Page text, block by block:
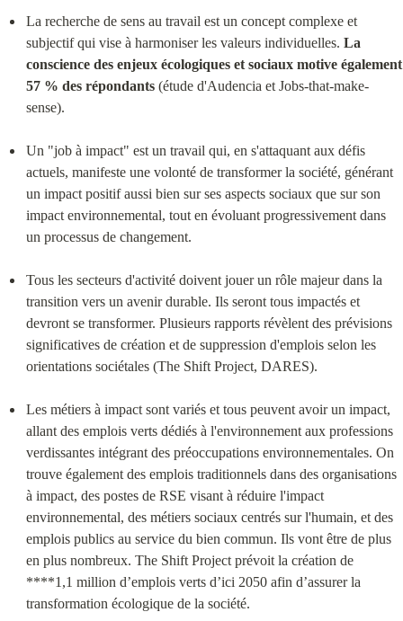
La recherche de sens au travail est un concept complexe et
subjectif qui vise à harmoniser les valeurs individuelles. La
conscience des enjeux écologiques et sociaux motive également
57 % des répondants (étude d'Audencia et Jobs-that-make-
sense).
Un "job à impact" est un travail qui, en s'attaquant aux défis
actuels, manifeste une volonté de transformer la société, générant
un impact positif aussi bien sur ses aspects sociaux que sur son
impact environnemental, tout en évoluant progressivement dans
un processus de changement.
Tous les secteurs d'activité doivent jouer un rôle majeur dans la
transition vers un avenir durable. Ils seront tous impactés et
devront se transformer. Plusieurs rapports révèlent des prévisions
significatives de création et de suppression d'emplois selon les
orientations sociétales (The Shift Project, DARES).
Les métiers à impact sont variés et tous peuvent avoir un impact,
allant des emplois verts dédiés à l'environnement aux professions
verdissantes intégrant des préoccupations environnementales. On
trouve également des emplois traditionnels dans des organisations
à impact, des postes de RSE visant à réduire l'impact
environnemental, des métiers sociaux centrés sur l'humain, et des
emplois publics au service du bien commun. Ils vont être de plus
en plus nombreux. The Shift Project prévoit la création de
****1,1 million d’emplois verts d’ici 2050 afin d’assurer la
transformation écologique de la société.